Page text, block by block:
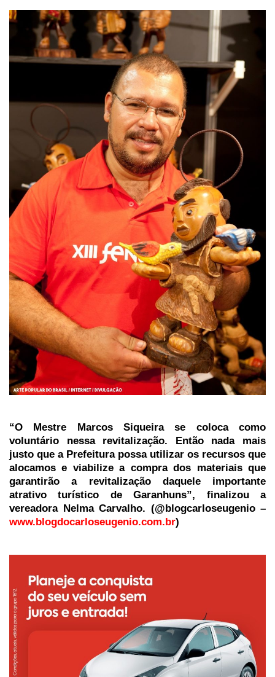
“O Mestre Marcos Siqueira se coloca como
voluntário nessa revitalização. Então nada mais
justo que a Prefeitura possa utilizar os recursos que
alocamos e viabilize a compra dos materiais que
garantirão a revitalização daquele importante
atrativo turístico de Garanhuns”, finalizou a
vereadora Nelma Carvalho. (@blogcarloseugenio –
www.blogdocarloseugenio.com.br)